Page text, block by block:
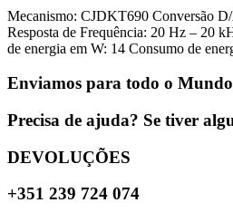
Mecanismo: CJDKT690 Conversão
Resposta de Frequência: 20 Hz – 20
de energia em W: 14 Consumo de
Enviamos para todo o
Precisa de ajuda? Se tiver
DEVOLUÇÕES
+351 239 724 074